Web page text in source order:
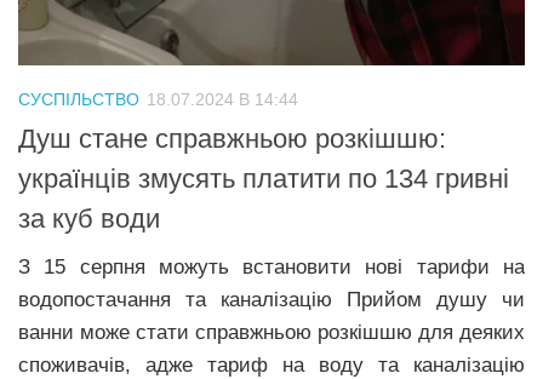
Донбас
Одеса
Схід
Прикарпаття
Економіка
Політика
Світ
Цікаво
СУСПІЛЬСТВО 18.07.2024 В 14:44
Душ стане справжньою розкішшю:
українців змусять платити по 134 гривні
за куб води
З 15 серпня можуть встановити нові тарифи на
водопостачання та каналізацію Прийом душу чи
ванни може стати справжньою розкішшю для деяких
споживачів, адже тариф на воду та каналізацію